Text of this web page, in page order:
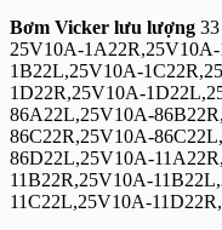
Bơm Vicker lưu lượng
25V10A-
1B22L,25V10A-
1D22R,25V10A-
86A22L,25V10A-
86C22R,25V10A-
86D22L,25V10A-
11B22R,25V10A-
11C22L,25V10A-